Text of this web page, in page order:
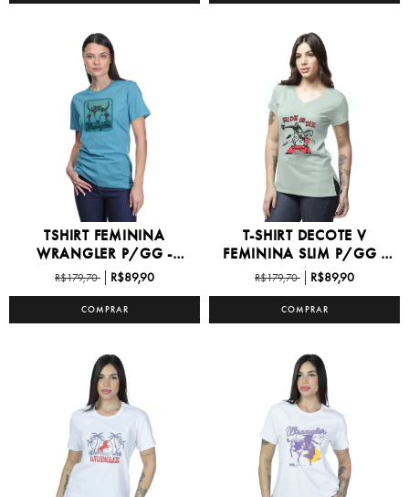
TSHIRT FEMININA
WRANGLER P/GG -
WF5743
R$179,70 R$89,90
COMPRAR
T-SHIRT DECOTE V
FEMININA SLIM P/GG -
WF...
R$179,70 R$89,90
COMPRAR